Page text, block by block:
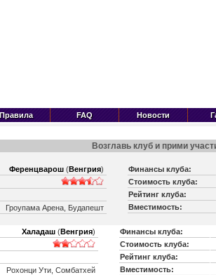
Правила FAQ Новости
Возглавь клуб и прими
Ференцварош (Венгрия)
Гроупама Арена, Будапешт
Финансы клуба:
Стоимость клуба:
Рейтинг клуба:
Вместимость:
Халадаш (Венгрия)
Рохонци Ути, Сомбатхей
Финансы клуба:
Стоимость клуба:
Рейтинг клуба:
Вместимость: